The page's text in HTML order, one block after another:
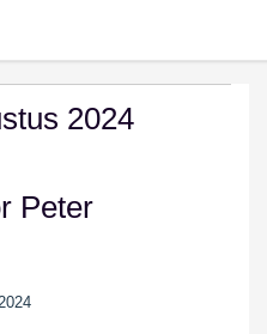
2024
Peter